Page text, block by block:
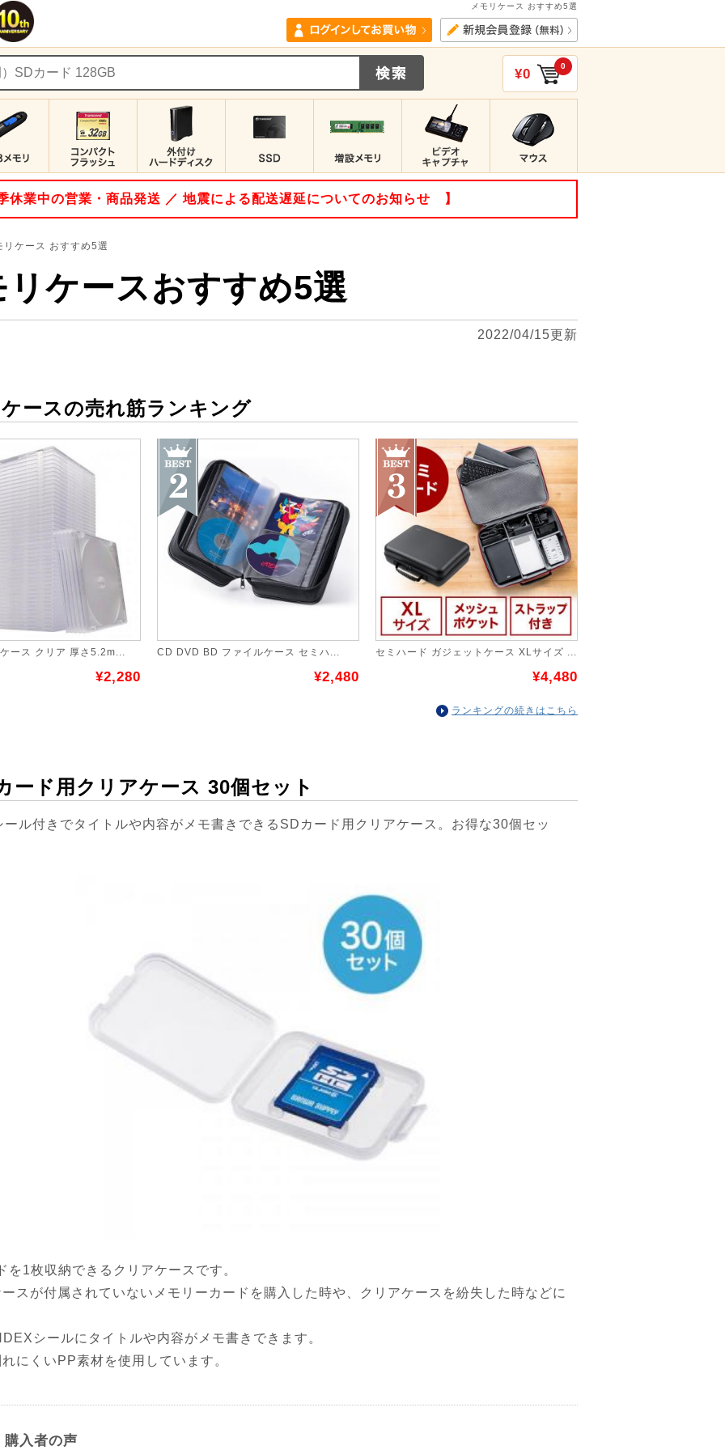
メモリケース おすすめ5選
¥0 0
業中の営業・商品発送 ／ 地震による配送遅延についてのお知らせ 】
リケース おすすめ5選
リケースおすすめ5選
2022/04/15更新
ースの売れ筋ランキング
ース クリア 厚さ5.2m...
¥2,280
CD DVD BD ファイルケース セミハ...
¥2,480
セミハード ガジェットケース XLサイズ ...
¥4,480
ランキングの続きはこちら
ード用クリアケース 30個セット
ル付きでタイトルや内容がメモ書きできるSDカード用クリアケース。お得な30個セッ
を1枚収納できるクリアケースです。
スが付属されていないメモリーカードを購入した時や、クリアケースを紛失した時などに
シールにタイトルや内容がメモ書きできます。
にくいPP素材を使用しています。
購入者の声